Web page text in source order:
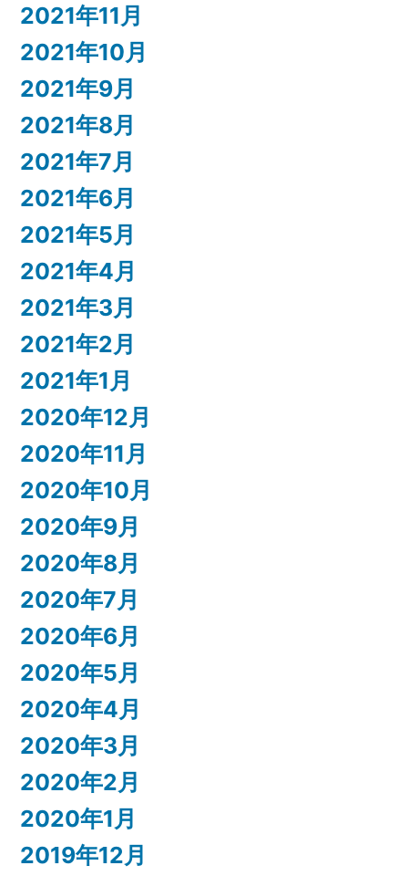
2021年11月
2021年10月
2021年9月
2021年8月
2021年7月
2021年6月
2021年5月
2021年4月
2021年3月
2021年2月
2021年1月
2020年12月
2020年11月
2020年10月
2020年9月
2020年8月
2020年7月
2020年6月
2020年5月
2020年4月
2020年3月
2020年2月
2020年1月
2019年12月